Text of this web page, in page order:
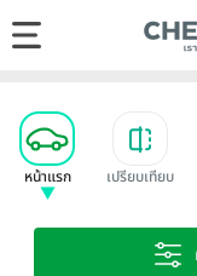
หน้าแรก เปรียบเทียบ